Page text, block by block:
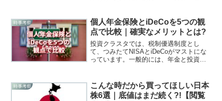
す。マネ虎とは違い相談者の顔は映ら
ず、がなり社長の表情が余すことなく見
られます。
時事考察
個人年金保険とiDeCoを5つの観
点で比較｜確実なメリットとは?
投資クラスタでは、税制優遇制度とし
て、つみたてNISAとiDeCoがマストにな
っています。一般的には、年金と投資は
「個人年金保険」があります。結論は
iDeCoをおすすめしますが、5つの観点で
比較してみました。
時事考察
こんな時だから買ってほしい日本
株6選｜底値はまだ続く?!【閲覧